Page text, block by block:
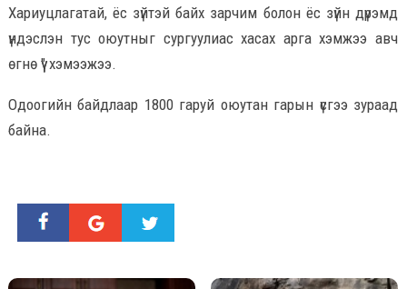
Хариуцлагатай, ёс зүйтэй байх зарчим болон ёс зүйн дүрэмд
үндэслэн тус оюутныг сургуулиас хасах арга хэмжээ авч
өгнө үү" хэмээжээ.
Одоогийн байдлаар 1800 гаруй оюутан гарын үсгээ зураад
байна.